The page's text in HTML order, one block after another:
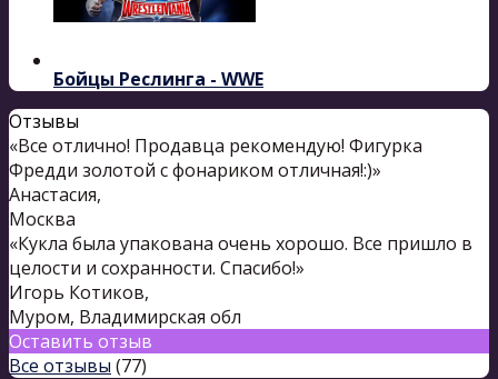
Бойцы Реслинга - WWE
Отзывы
«Все отлично! Продавца рекомендую! Фигурка
Фредди золотой с фонариком отличная!:)»
Анастасия,
Москва
«Кукла была упакована очень хорошо. Все пришло в
целости и сохранности. Спасибо!»
Игорь Котиков,
Муром, Владимирская обл
Оставить отзыв
Все отзывы (77)